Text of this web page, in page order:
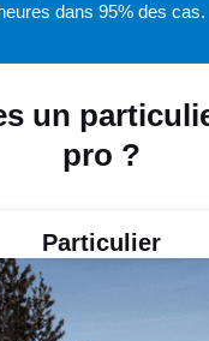
un
pro ?
Particulier
dans 95% des cas.